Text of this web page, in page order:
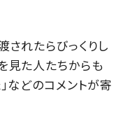
されたらびっくりし
見た人たちからも
などのコメントが寄